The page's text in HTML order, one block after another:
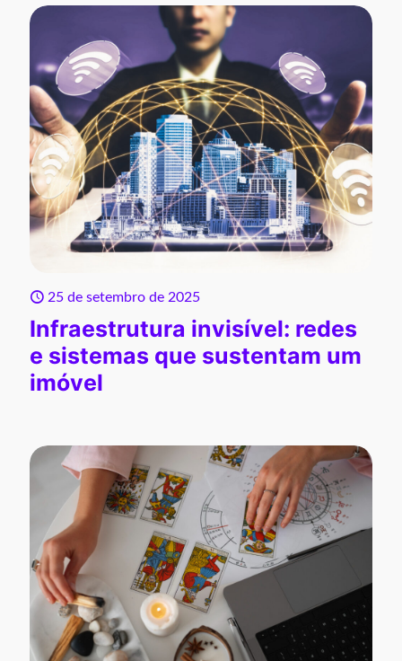
25 de setembro de 2025
Infraestrutura invisível: redes
e sistemas que sustentam um
imóvel